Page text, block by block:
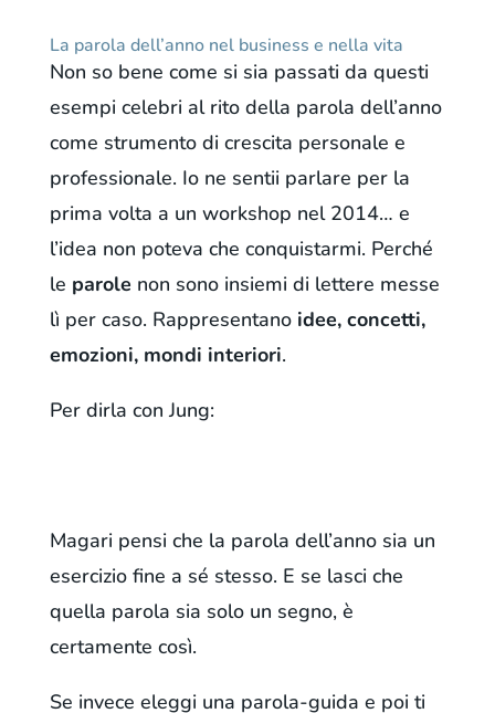
La parola dell’anno nel business e nella vita
Non so bene come si sia passati da questi
esempi celebri al rito della parola dell’anno
come strumento di crescita personale e
professionale. Io ne sentii parlare per la
prima volta a un workshop nel 2014… e
l’idea non poteva che conquistarmi. Perché
le parole non sono insiemi di lettere messe
lì per caso. Rappresentano idee, concetti,
emozioni, mondi interiori.
Per dirla con Jung:
Magari pensi che la parola dell’anno sia un
esercizio fine a sé stesso. E se lasci che
quella parola sia solo un segno, è
certamente così.
Se invece eleggi una parola-guida e poi ti